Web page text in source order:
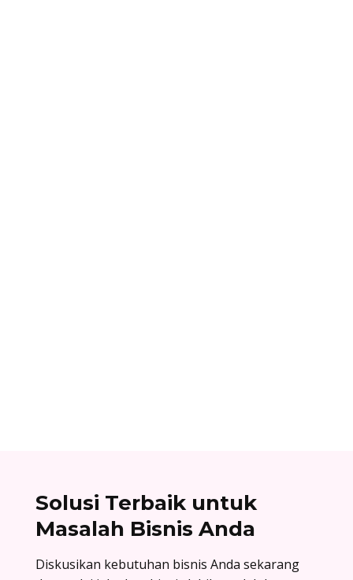
Solusi Terbaik untuk
Masalah Bisnis Anda
Diskusikan kebutuhan bisnis Anda sekarang